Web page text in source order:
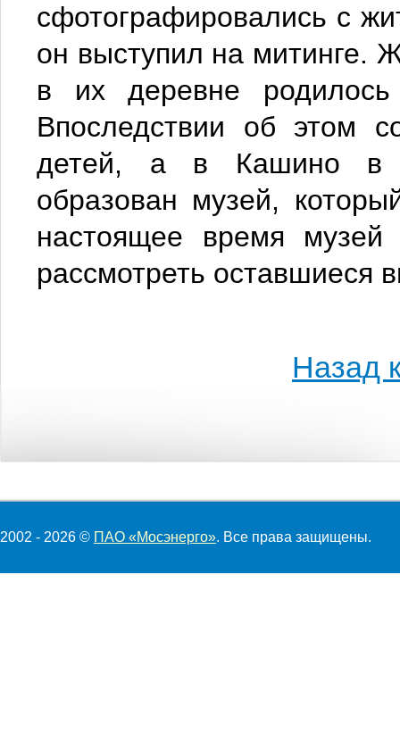
сфотографировались с
он выступил на митинге.
в их деревне
Впоследствии об этом
детей, а в Кашино в
образован музей,
настоящее время
рассмотреть оставшиеся
Назад
2002 - 2026 © ПАО «Мосэнерго». Все права защищены.